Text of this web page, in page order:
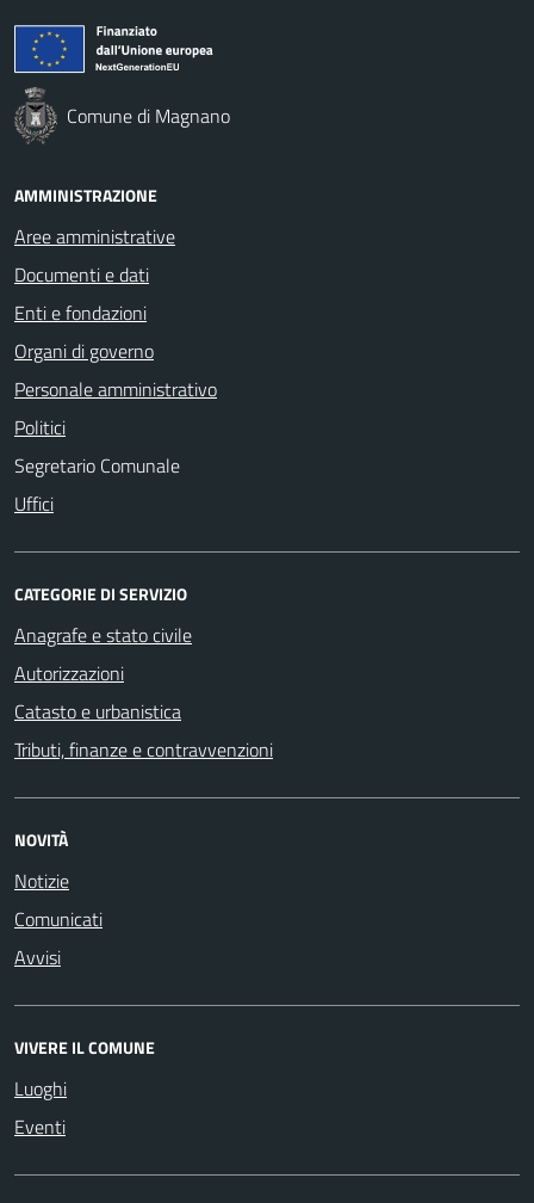
Comune di Magnano
AMMINISTRAZIONE
Aree amministrative
Documenti e dati
Enti e fondazioni
Organi di governo
Personale amministrativo
Politici
Segretario Comunale
Uffici
CATEGORIE DI SERVIZIO
Anagrafe e stato civile
Autorizzazioni
Catasto e urbanistica
Tributi, finanze e contravvenzioni
NOVITÀ
Notizie
Comunicati
Avvisi
VIVERE IL COMUNE
Luoghi
Eventi